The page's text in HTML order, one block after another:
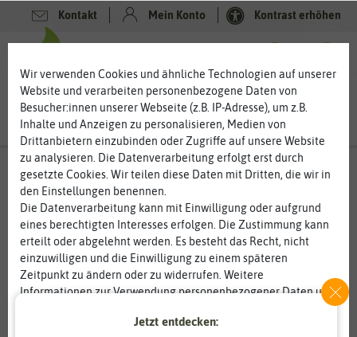
Kontakt Mein Konto Kontrast erhöhen
Wir verwenden Cookies und ähnliche Technologien auf unserer
Website und verarbeiten personenbezogene Daten von
Besucher:innen unserer Webseite (z.B. IP-Adresse), um z.B.
Inhalte und Anzeigen zu personalisieren, Medien von
Drittanbietern einzubinden oder Zugriffe auf unsere Website
zu analysieren. Die Datenverarbeitung erfolgt erst durch
gesetzte Cookies. Wir teilen diese Daten mit Dritten, die wir in
den Einstellungen benennen.
Die Datenverarbeitung kann mit Einwilligung oder aufgrund
eines berechtigten Interesses erfolgen. Die Zustimmung kann
erteilt oder abgelehnt werden. Es besteht das Recht, nicht
einzuwilligen und die Einwilligung zu einem späteren
Zeitpunkt zu ändern oder zu widerrufen. Weitere
Informationen zur Verwendung personenbezogener Daten und
Jetzt entdecken: